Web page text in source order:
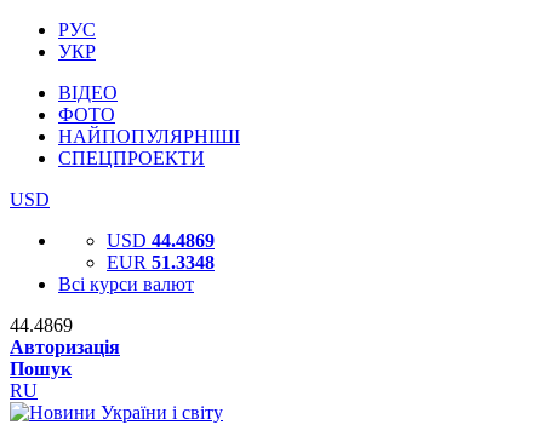
РУС
УКР
ВІДЕО
ФОТО
НАЙПОПУЛЯРНІШІ
СПЕЦПРОЕКТИ
USD
USD 44.4869
EUR 51.3348
Всі курси валют
44.4869
Авторизація
Пошук
RU